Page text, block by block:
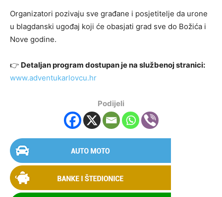
Organizatori pozivaju sve građane i posjetitelje da urone
u blagdanski ugođaj koji će obasjati grad sve do Božića i
Nove godine.
👉 Detaljan program dostupan je na službenoj stranici:
www.adventukarlovcu.hr
Podijeli